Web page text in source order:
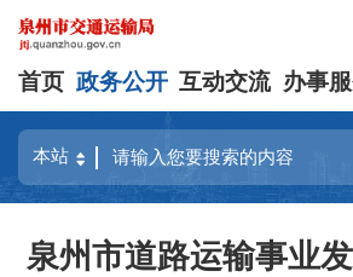
首页 政务公开 互动交流 办事
泉州市道路运输事业